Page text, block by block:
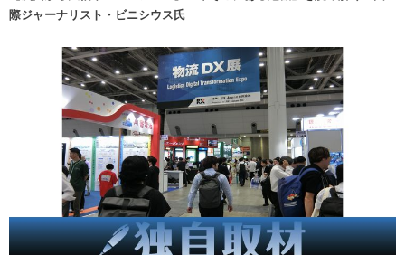
際ジャーナリスト・ビニシウス氏